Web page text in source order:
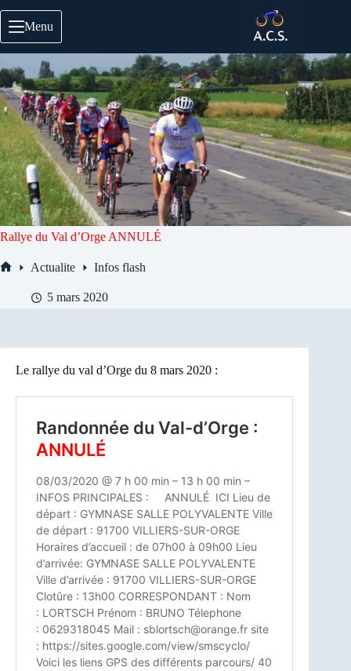
au
contenu
Menu
Rallye du Val d’Orge ANNULÉ
Actualite Infos flash
5 mars 2020
Le rallye du val d’Orge du 8 mars 2020 :